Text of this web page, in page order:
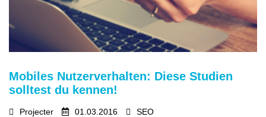
Mobiles Nutzerverhalten: Diese Studien
solltest du kennen!
Projecter 01.03.2016 SEO